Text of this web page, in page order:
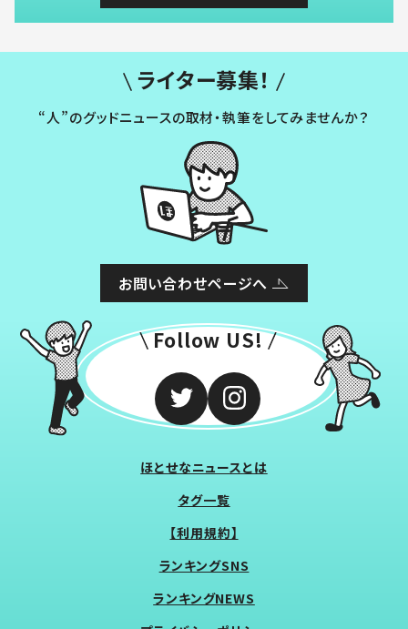
ライター募集！
“人”のグッドニュースの取材・執筆をしてみませんか？
お問い合わせページへ
Follow US!
ほとせなニュースとは
タグ一覧
【利用規約】
ランキングSNS
ランキングNEWS